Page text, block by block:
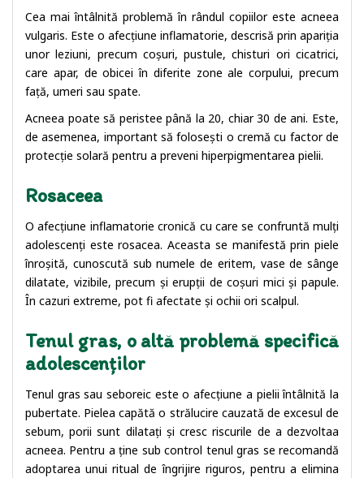
Cea mai întâlnită problemă în rândul copiilor este acneea
vulgaris. Este o afecțiune inflamatorie, descrisă prin apariția
unor leziuni, precum coșuri, pustule, chisturi ori cicatrici,
care apar, de obicei în diferite zone ale corpului, precum
față, umeri sau spate.
Acneea poate să peristee până la 20, chiar 30 de ani. Este,
de asemenea, important să folosești o cremă cu factor de
protecție solară pentru a preveni hiperpigmentarea pielii.
Rosaceea
O afecțiune inflamatorie cronică cu care se confruntă mulți
adolescenți este rosacea. Aceasta se manifestă prin piele
înroșită, cunoscută sub numele de eritem, vase de sânge
dilatate, vizibile, precum și erupții de coșuri mici și papule.
În cazuri extreme, pot fi afectate și ochii ori scalpul.
Tenul gras, o altă problemă specifică
adolescenților
Tenul gras sau seboreic este o afecțiune a pielii întâlnită la
pubertate. Pielea capătă o strălucire cauzată de excesul de
sebum, porii sunt dilatați și cresc riscurile de a dezvoltaa
acneea. Pentru a ține sub control tenul gras se recomandă
adoptarea unui ritual de îngrijire riguros, pentru a elimina